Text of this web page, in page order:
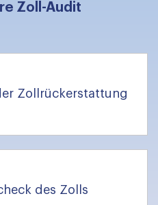
Zoll-Audit
Zollrückerstattung
des Zolls